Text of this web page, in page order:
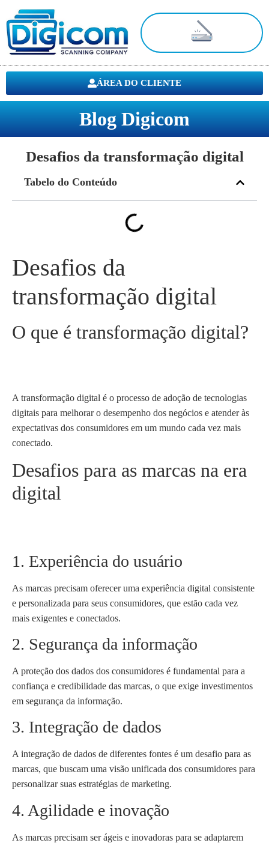
ÁREA DO CLIENTE
Blog Digicom
Desafios da transformação digital
Tabelo do Conteúdo
Desafios da
transformação digital
O que é transformação digital?
A transformação digital é o processo de adoção de tecnologias
digitais para melhorar o desempenho dos negócios e atender às
expectativas dos consumidores em um mundo cada vez mais
conectado.
Desafios para as marcas na era
digital
1. Experiência do usuário
As marcas precisam oferecer uma experiência digital consistente
e personalizada para seus consumidores, que estão cada vez
mais exigentes e conectados.
2. Segurança da informação
A proteção dos dados dos consumidores é fundamental para a
confiança e credibilidade das marcas, o que exige investimentos
em segurança da informação.
3. Integração de dados
A integração de dados de diferentes fontes é um desafio para as
marcas, que buscam uma visão unificada dos consumidores para
personalizar suas estratégias de marketing.
4. Agilidade e inovação
As marcas precisam ser ágeis e inovadoras para se adaptarem